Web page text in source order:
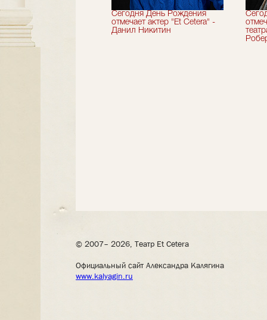
сезон!
Сегодня День Рождения
отмечает актер "Et Cetera" -
Данил Никитин
© 2007– 2026, Театр Et Cetera
Официальный сайт Александра Калягина
www.kalyagin.ru